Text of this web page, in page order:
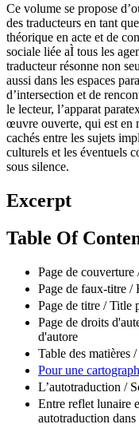
Ce volume se propose
des traducteurs en tant
théorique en acte et de
sociale liée aÌ tous les
traducteur résonne non
aussi dans les espaces
d’intersection et de
le lecteur, l’apparat
œuvre ouverte, qui est en
cachés entre les sujets
culturels et les éventuels
sous silence.
Excerpt
Table Of
Page de
Page de faux-titre /
Page de titre / Title
Page de droits
d'autore
Table des matières
Pour une
L’autotraduction /
Entre reflet lunaire
autotraduction